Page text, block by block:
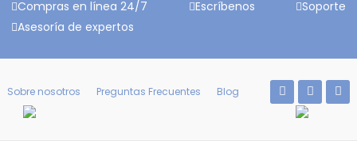
Compras en línea 24/7 Escríbenos
Soporte
Asesoría de expertos
Sobre nosotros Preguntas Frecuentes Blog